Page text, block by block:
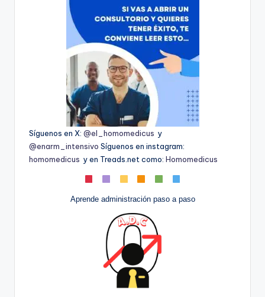
Síguenos en X: @el_homomedicus y
@enarm_intensivo Síguenos en instagram:
homomedicus y en Treads.net como: Homomedicus
Aprende administración paso a paso